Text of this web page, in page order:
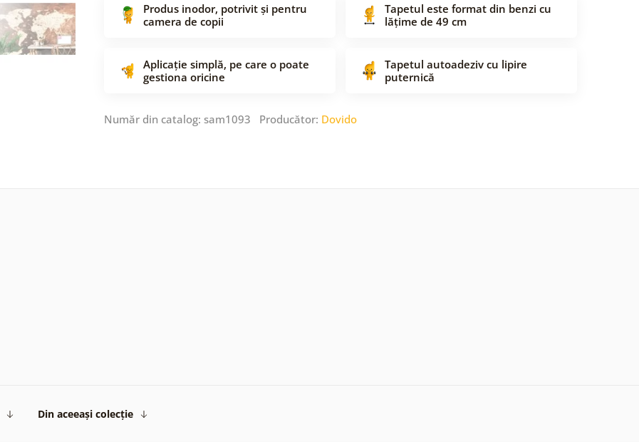
Produs inodor, potrivit și pentru
camera de copii
Tapetul este format din benzi cu
lățime de 49 cm
Aplicație simplă, pe care o poate
gestiona oricine
Tapetul autoadeziv cu lipire
puternică
Număr din catalog: sam1093 Producător: Dovido
Din aceeași colecție